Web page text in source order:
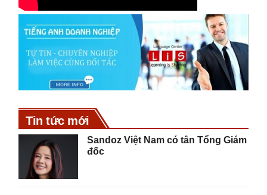
Tin tức mới
Sandoz Việt Nam có tân Tổng Giám
đốc